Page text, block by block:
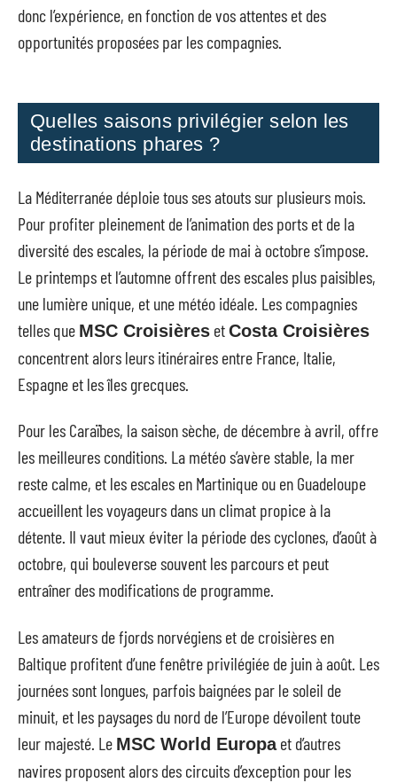
donc l’expérience, en fonction de vos attentes et des
opportunités proposées par les compagnies.
Quelles saisons privilégier selon les
destinations phares ?
La Méditerranée déploie tous ses atouts sur plusieurs mois.
Pour profiter pleinement de l’animation des ports et de la
diversité des escales, la période de mai à octobre s’impose.
Le printemps et l’automne offrent des escales plus paisibles,
une lumière unique, et une météo idéale. Les compagnies
telles que MSC Croisières etCosta Croisières
concentrent alors leurs itinéraires entre France, Italie,
Espagne et les îles grecques.
Pour les Caraïbes, la saison sèche, de décembre à avril, offre
les meilleures conditions. La météo s’avère stable, la mer
reste calme, et les escales en Martinique ou en Guadeloupe
accueillent les voyageurs dans un climat propice à la
détente. Il vaut mieux éviter la période des cyclones, d’août à
octobre, qui bouleverse souvent les parcours et peut
entraîner des modifications de programme.
Les amateurs de fjords norvégiens et de croisières en
Baltique profitent d’une fenêtre privilégiée de juin à août. Les
journées sont longues, parfois baignées par le soleil de
minuit, et les paysages du nord de l’Europe dévoilent toute
leur majesté. Le MSC World Europa et d’autres
navires proposent alors des circuits d’exception pour les